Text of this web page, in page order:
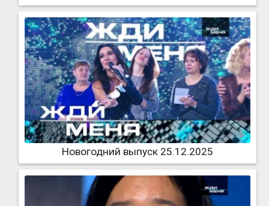
Новогодний выпуск 25.12.2025